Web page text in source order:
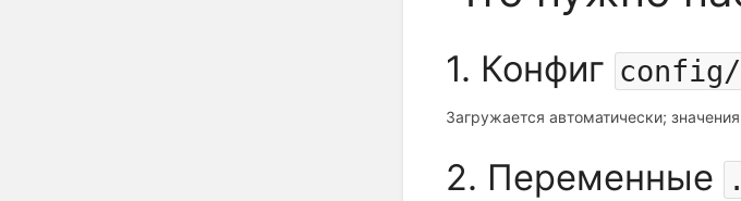
1. Конфиг config/
Загружается автоматически;
2. Переменные